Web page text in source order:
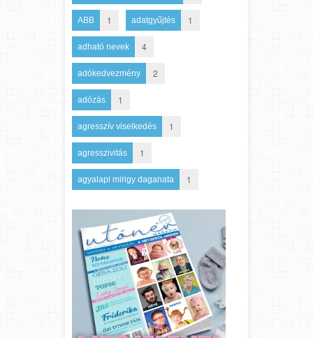
ABB 1 adatgyűjtés 1
adható nevek 4
adókedvezmény 2
adózás 1
agresszív viselkedés 1
agresszivitás 1
agyalapi mirigy daganata 1